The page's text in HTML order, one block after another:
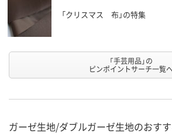
「クリスマス 布」の特集
「手芸用品」の
ピンポイントサーチ一覧
ガーゼ生地/ダブルガーゼ生地のおす